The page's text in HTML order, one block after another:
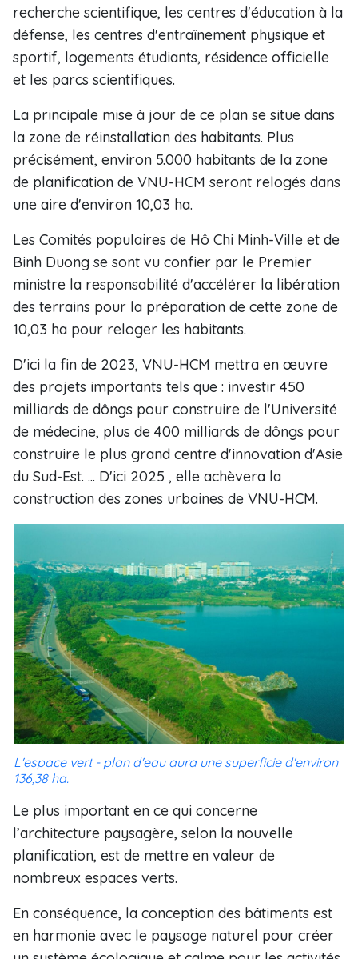
recherche scientifique, les centres d'éducation à la
défense, les centres d'entraînement physique et
sportif, logements étudiants, résidence officielle
et les parcs scientifiques.
La principale mise à jour de ce plan se situe dans
la zone de réinstallation des habitants. Plus
précisément, environ 5.000 habitants de la zone
de planification de VNU-HCM seront relogés dans
une aire d'environ 10,03 ha.
Les Comités populaires de Hô Chi Minh-Ville et de
Binh Duong se sont vu confier par le Premier
ministre la responsabilité d'accélérer la libération
des terrains pour la préparation de cette zone de
10,03 ha pour reloger les habitants.
D'ici la fin de 2023, VNU-HCM mettra en œuvre
des projets importants tels que : investir 450
milliards de dôngs pour construire de l'Université
de médecine, plus de 400 milliards de dôngs pour
construire le plus grand centre d'innovation d'Asie
du Sud-Est. ... D'ici 2025 , elle achèvera la
construction des zones urbaines de VNU-HCM.
L'espace vert - plan d'eau aura une superficie d'environ
136,38 ha.
Le plus important en ce qui concerne
l’architecture paysagère, selon la nouvelle
planification, est de mettre en valeur de
nombreux espaces verts.
En conséquence, la conception des bâtiments est
en harmonie avec le paysage naturel pour créer